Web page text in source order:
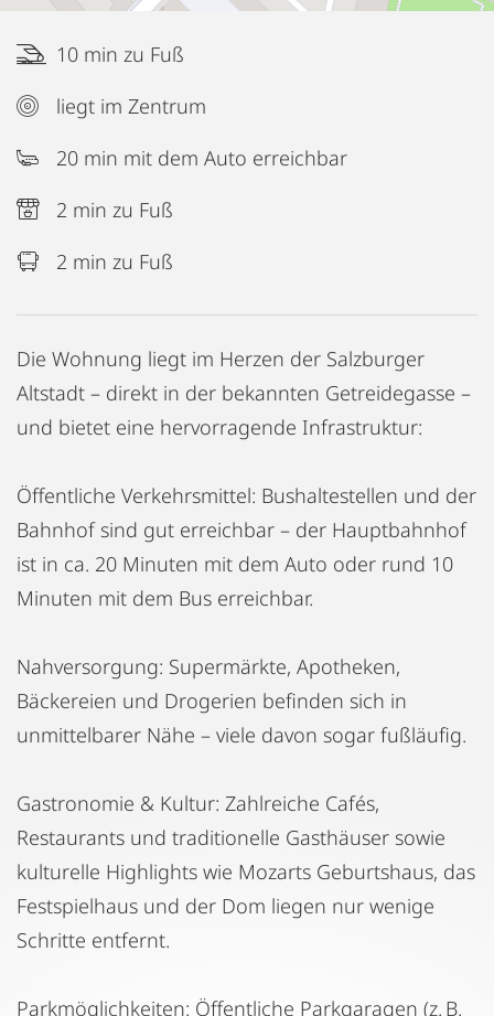
10 min zu Fuß
liegt im Zentrum
20 min mit dem Auto erreichbar
2 min zu Fuß
2 min zu Fuß
Die Wohnung liegt im Herzen der Salzburger
Altstadt – direkt in der bekannten Getreidegasse –
und bietet eine hervorragende Infrastruktur:
Öffentliche Verkehrsmittel: Bushaltestellen und der
Bahnhof sind gut erreichbar – der Hauptbahnhof
ist in ca. 20 Minuten mit dem Auto oder rund 10
Minuten mit dem Bus erreichbar.
Nahversorgung: Supermärkte, Apotheken,
Bäckereien und Drogerien befinden sich in
unmittelbarer Nähe – viele davon sogar fußläufig.
Gastronomie & Kultur: Zahlreiche Cafés,
Restaurants und traditionelle Gasthäuser sowie
kulturelle Highlights wie Mozarts Geburtshaus, das
Festspielhaus und der Dom liegen nur wenige
Schritte entfernt.
Parkmöglichkeiten: Öffentliche Parkgaragen (z. B.